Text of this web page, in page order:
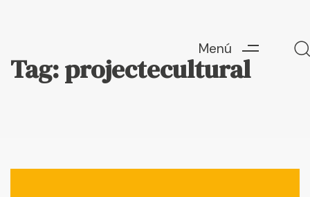
Menú
Tag: projectecultural